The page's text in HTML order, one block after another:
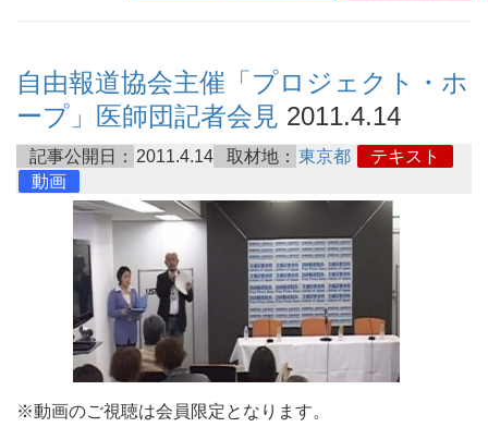
自由報道協会主催「プロジェクト・ホ
ープ」医師団記者会見 2011.4.14
記事公開日： 2011.4.14 取材地： 東京都
テキスト
動画
※動画のご視聴は会員限定となります。